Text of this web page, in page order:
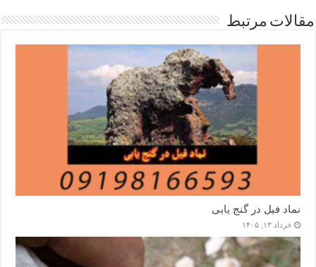
مقالات مرتبط
نماد فیل در گنج یابی
خرداد ۱۳, ۱۴۰۵